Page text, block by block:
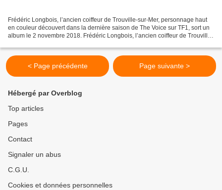
Frédéric Longbois, l’ancien coiffeur de Trouville-sur-Mer, personnage haut
en couleur découvert dans la dernière saison de The Voice sur TF1, sort un
album le 2 novembre 2018. Frédéric Longbois, l’ancien coiffeur de Trouville-
< Page précédente Page suivante >
Hébergé par Overblog
Top articles
Pages
Contact
Signaler un abus
C.G.U.
Cookies et données personnelles